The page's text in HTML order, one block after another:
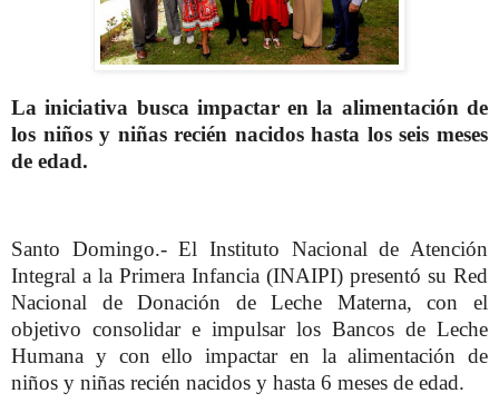
La iniciativa busca impactar en la alimentación de
los niños y niñas recién nacidos hasta los seis meses
de edad.
Santo Domingo.- El Instituto Nacional de Atención
Integral a la Primera Infancia (INAIPI) presentó su Red
Nacional de Donación de Leche Materna, con el
objetivo consolidar e impulsar los Bancos de Leche
Humana y con ello impactar en la alimentación de
niños y niñas recién nacidos y hasta 6 meses de edad.